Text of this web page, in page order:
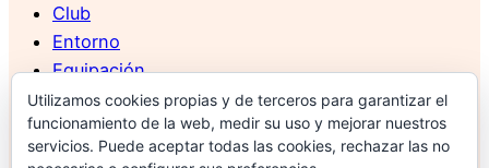
Club
Entorno
Equipación
Foto Galería
Log In
Más información sobre las cookies
Utilizamos cookies propias y de terceros para garantizar el
funcionamiento de la web, medir su uso y mejorar nuestros
servicios. Puede aceptar todas las cookies, rechazar las no